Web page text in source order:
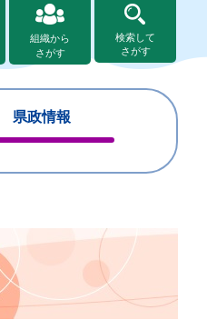
組織から
さがす
検索して
さがす
県政情報